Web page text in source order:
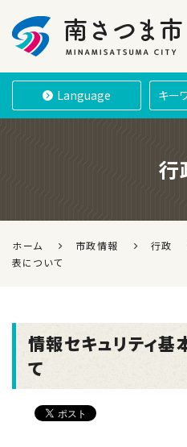
南さつま市
Language
行
ホーム 市政情報 行政
表について
情報セキュリティ
て